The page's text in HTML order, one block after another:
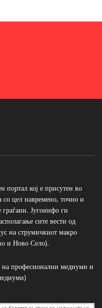
портал кој е присутен во
цел навремено, точно и
Југоинфо ги
сите вести од
на струмичкиот макро
и Ново Село).
на професионални медиуми и